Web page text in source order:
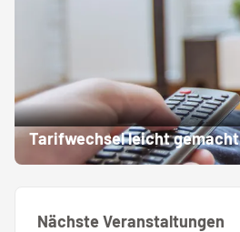
Tarifwechsel leicht gemacht
Nächste Veranstaltungen